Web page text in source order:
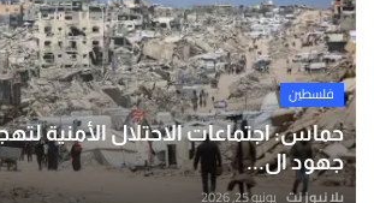
فلسطين
حماس: اجتماعات الاحتلال الأمنية
جهود ال...
يلا نيوز نت يونيو 25, 2026